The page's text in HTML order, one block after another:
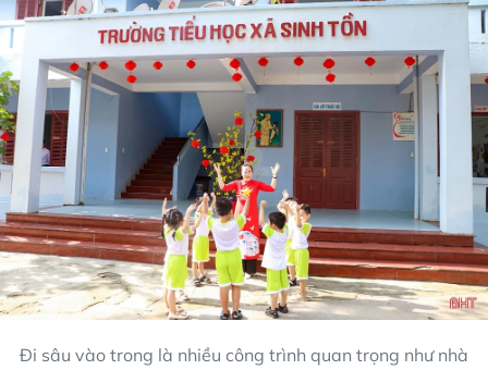
Đi sâu vào trong là nhiều công trình quan trọng như nhà